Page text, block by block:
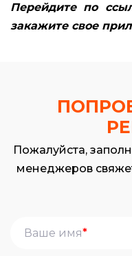
Перейдите по
закажите свое
Пожалуйста,
менеджеров
*